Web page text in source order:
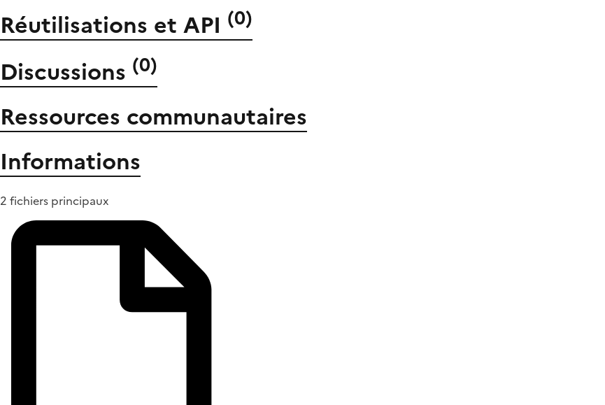
Réutilisations et API (0)
Discussions (0)
Ressources communautaires
Informations
2 fichiers principaux